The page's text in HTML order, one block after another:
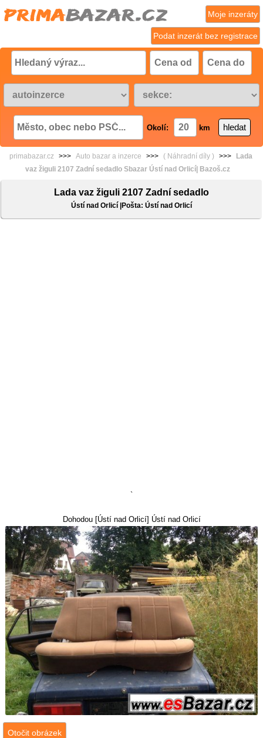
Podat inzerát bez registrace
Moje inzeráty
Okolí: km
primabazar.cz >>> Auto bazar a inzerce >>> ( Náhradní díly ) >>>
Lada
vaz žiguli 2107 Zadní sedadlo Sbazar Ústí nad Orlicí| Bazoš.cz
Lada vaz žiguli 2107 Zadní sedadlo
Ústí nad Orlicí |Pošta: Ústí nad Orlicí
`
Dohodou [Ústí nad Orlicí] Ústí nad Orlicí
Otočit obrázek